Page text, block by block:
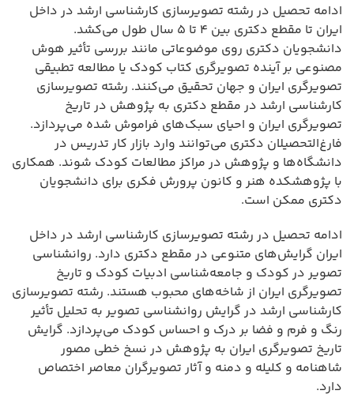
ادامه تحصیل در رشته تصویرسازی کارشناسی ارشد در داخل
ایران تا مقطع دکتری بین ۴ تا ۵ سال طول می‌کشد.
دانشجویان دکتری روی موضوعاتی مانند بررسی تأثیر هوش
مصنوعی بر آینده تصویرگری کتاب کودک یا مطالعه تطبیقی
تصویرگری ایران و جهان تحقیق می‌کنند. رشته تصویرسازی
کارشناسی ارشد در مقطع دکتری به پژوهش در تاریخ
تصویرگری ایران و احیای سبک‌های فراموش شده می‌پردازد.
فارغ‌التحصیلان دکتری می‌توانند وارد بازار کار تدریس در
دانشگاه‌ها و پژوهش در مراکز مطالعات کودک شوند. همکاری
با پژوهشکده هنر و کانون پرورش فکری برای دانشجویان
دکتری ممکن است.
ادامه تحصیل در رشته تصویرسازی کارشناسی ارشد در داخل
ایران گرایش‌های متنوعی در مقطع دکتری دارد. روانشناسی
تصویر در کودک و جامعه‌شناسی ادبیات کودک و تاریخ
تصویرگری ایران از شاخه‌های محبوب هستند. رشته تصویرسازی
کارشناسی ارشد در گرایش روانشناسی تصویر به تحلیل تأثیر
رنگ و فرم و فضا بر درک و احساس کودک می‌پردازد. گرایش
تاریخ تصویرگری ایران به پژوهش در نسخ خطی مصور
شاهنامه و کلیله و دمنه و آثار تصویرگران معاصر اختصاص
دارد.